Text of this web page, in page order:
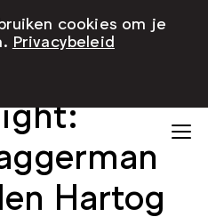
Hartog
cookies om je
Privacybeleid